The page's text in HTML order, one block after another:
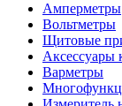
Амперметры
Вольтметры
Щитовые
Варметры